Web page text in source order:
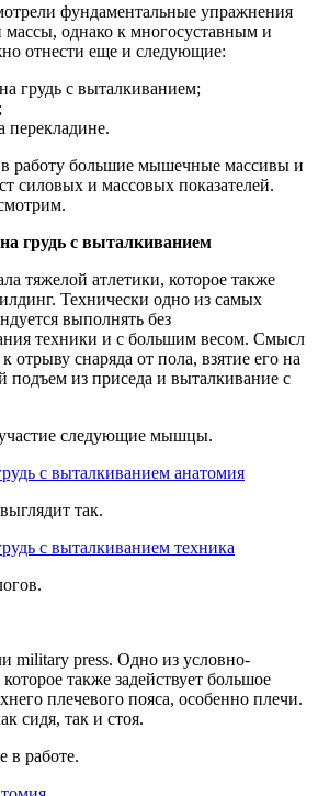
фундаментальные упражнения
однако к многосуставным и
отнести еще и следующие:
грудь с выталкиванием;
перекладине.
работу большие мышечные массивы и
силовых и массовых показателей.
грудь с выталкиванием
тяжелой атлетики, которое также
Технически одно из самых
выполнять без
техники и с большим весом. Смысл
отрыву снаряда от пола, взятие его на
подъем из приседа и выталкивание с
следующие мышцы.
так.
military press. Одно из условно-
также задействует большое
плечевого пояса, особенно плечи.
сидя, так и стоя.
работе.